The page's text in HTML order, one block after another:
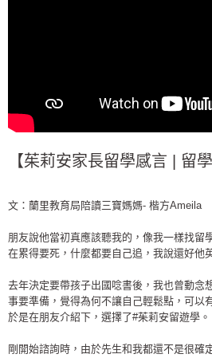
【茱莉安家長留學感言 | 留
文：蘭里教育局陪讀三寶媽媽- 楷方Ameila
朋友說他當初真應該聽我的，像我一樣找留
在累得要死，什麼都要自己追，我說還好
去年決定要帶孩子出國唸書後，我也曾動念
事要準備，覺得為何不讓自己輕鬆點，可以
於是在朋友介紹下，選擇了#茱莉安留遊學。
剛開始諮詢時，由於先生和我都還不是很確